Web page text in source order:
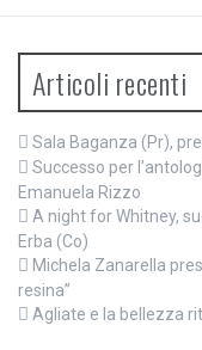
Articoli recenti
Sala Baganza (Pr),
Successo per
Emanuela Rizzo
A night for Whitney,
Erba (Co)
Michela Zanarella
resina”
Agliate e la bellezza